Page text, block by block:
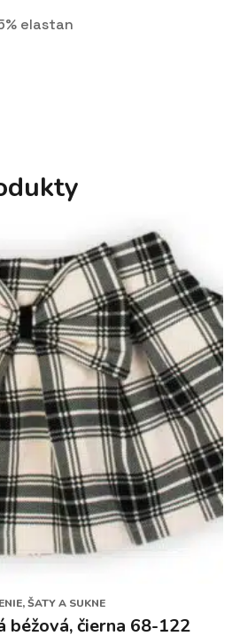
elastan
ŠATY A SUKNE
béžová, čierna 68-122